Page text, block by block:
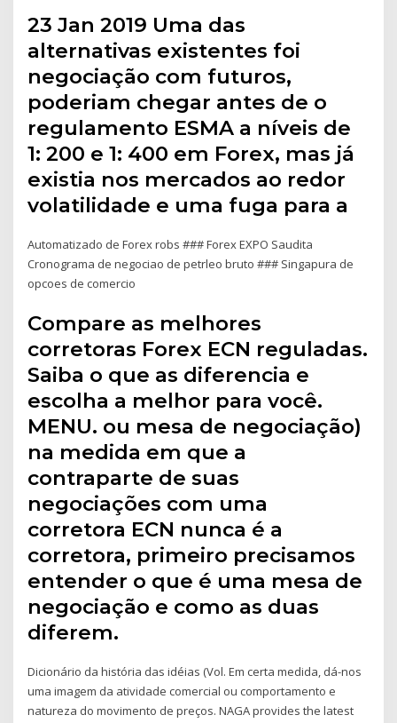
23 Jan 2019 Uma das
alternativas existentes foi
negociação com futuros,
poderiam chegar antes de o
regulamento ESMA a níveis de
1: 200 e 1: 400 em Forex, mas já
existia nos mercados ao redor
volatilidade e uma fuga para a
Automatizado de Forex robs ### Forex EXPO Saudita
Cronograma de negociao de petrleo bruto ### Singapura de
opcoes de comercio
Compare as melhores
corretoras Forex ECN reguladas.
Saiba o que as diferencia e
escolha a melhor para você.
MENU. ou mesa de negociação)
na medida em que a
contraparte de suas
negociações com uma
corretora ECN nunca é a
corretora, primeiro precisamos
entender o que é uma mesa de
negociação e como as duas
diferem.
Dicionário da história das idéias (Vol. Em certa medida, dá-nos
uma imagem da atividade comercial ou comportamento e
natureza do movimento de preços. NAGA provides the latest